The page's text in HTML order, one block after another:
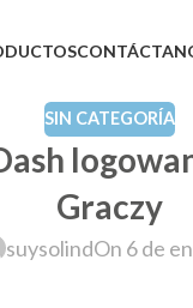
SIN CATEGORÍA
Graczy
suysolindOn 6 de